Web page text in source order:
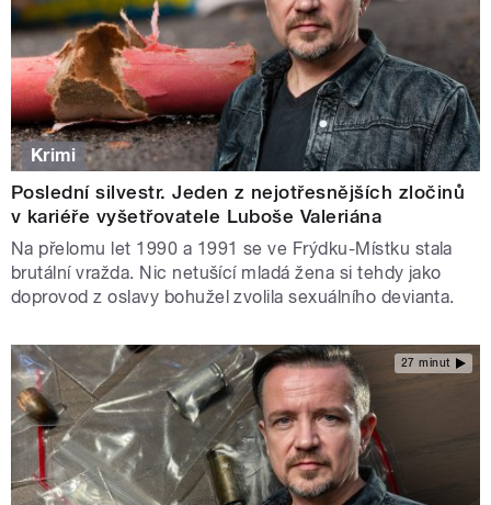
Krimi
Poslední silvestr. Jeden z nejotřesnějších zločinů
v kariéře vyšetřovatele Luboše Valeriána
Na přelomu let 1990 a 1991 se ve Frýdku-Místku stala
brutální vražda. Nic netušící mladá žena si tehdy jako
doprovod z oslavy bohužel zvolila sexuálního devianta.
27 minut